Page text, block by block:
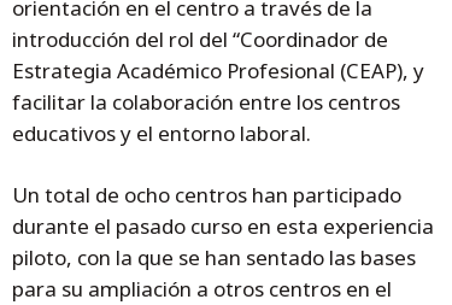
orientación en el centro a través de la
introducción del rol del “Coordinador de
Estrategia Académico Profesional (CEAP), y
facilitar la colaboración entre los centros
educativos y el entorno laboral.
Un total de ocho centros han participado
durante el pasado curso en esta experiencia
piloto, con la que se han sentado las bases
para su ampliación a otros centros en el